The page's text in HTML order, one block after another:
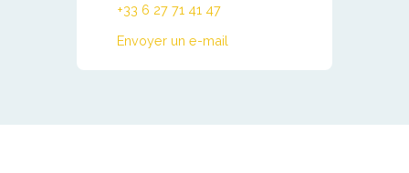
+33 6 27 71 41 47
Envoyer un e-mail